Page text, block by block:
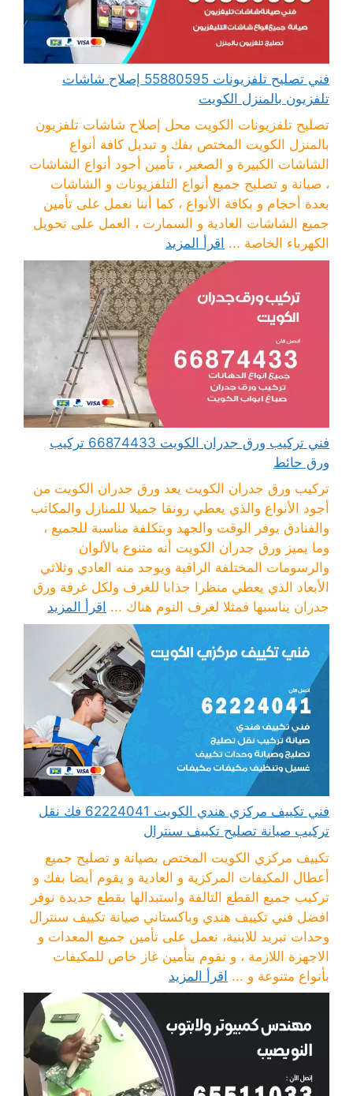
فني تصليح تلفزيونات 55880595 إصلاح شاشات
تلفزيون بالمنزل الكويت
تصليح تلفزيونات الكويت محل إصلاح شاشات تلفزيون
بالمنزل الكويت المختص بفك و تبديل كافة أنواع
الشاشات الكبيرة و الصغير ، تأمين أجود أنواع الشاشات
، صيانة و تصليح جميع أنواع التلفزيونات و الشاشات
بعدة أحجام و بكافة الأنواع ، كما أننا نعمل على تأمين
جميع الشاشات العادية و السمارت ، العمل على تحويل
الكهرباء الخاصة ... اقرأ المزيد
فني تركيب ورق جدران الكويت 66874433 تركيب
ورق حائط
تركيب ورق جدران الكويت يعد ورق جدران الكويت من
أجود الأنواع والذي يعطي رونقا جميلا للمنازل والمكاتب
والفنادق يوفر الوقت والجهد وبتكلفة مناسبة للجميع ،
وما يميز ورق جدران الكويت أنه متنوع بالألوان
والرسومات المختلفة الراقية ويوجد منه العادي وثلاثي
الأبعاد الذي يعطي منظرا جذابا للغرف ولكل غرفة ورق
جدران يناسبها فمثلا لغرف النوم هناك ... اقرأ المزيد
فني تكييف مركزي هندي الكويت 62224041 فك نقل
تركيب صيانة تصليح تكييف سنترال
تكييف مركزي الكويت المختص بصيانة و تصليح جميع
أعطال المكيفات المركزية و العادية و يقوم أيضا بفك و
تركيب جميع القطع التالفة واستبدالها بقطع جديدة نوفر
افضل فني تكييف هندي وباكستاني صيانة تكييف سنترال
وحدات تبريد للابنية، نعمل على تأمين جميع المعدات و
الاجهزة اللازمة ، و نقوم بتأمين غاز خاص للمكيفات
بأنواع متنوعة و ... اقرأ المزيد